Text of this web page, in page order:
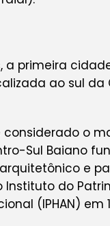
a primeira
ao sul
considerado o
Sul Baiano
e
do
(IPHAN) em